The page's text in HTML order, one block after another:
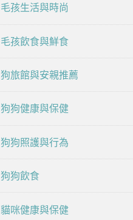
毛孩生活與時尚
毛孩飲食與鮮食
狗旅館與安親推薦
狗狗健康與保健
狗狗照護與行為
狗狗飲食
貓咪健康與保健